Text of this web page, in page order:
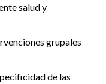
salud y
grupales
de las